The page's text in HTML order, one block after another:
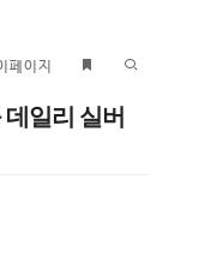
페이지
일리 실버